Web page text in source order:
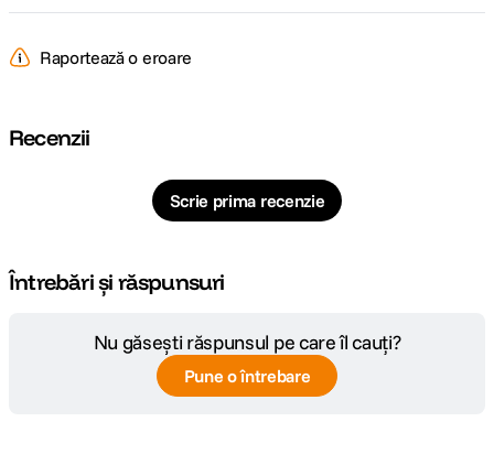
Raportează o eroare
Recenzii
Scrie prima recenzie
Întrebări și răspunsuri
Nu găsești răspunsul pe care îl cauți?
Pune o întrebare